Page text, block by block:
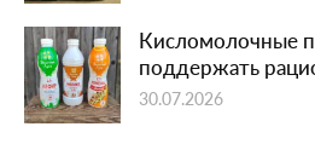
Кисломолочные
поддержать
30.07.2026